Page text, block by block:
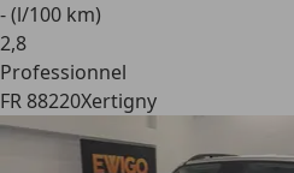
- (l/100 km)
2,8
Professionnel
FR 88220Xertigny